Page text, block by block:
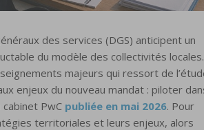
des services (DGS) anticipent un
du modèle des collectivités locales.
majeurs qui ressort de
enjeux du nouveau mandat : piloter
PwC publiée en mai 2026. Pour
territoriales et leurs enjeux, alors